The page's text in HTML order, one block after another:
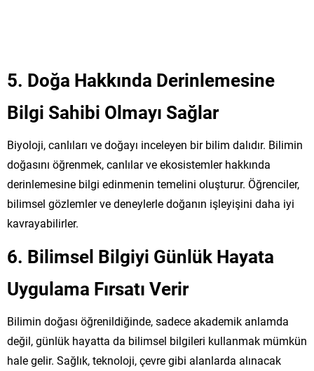
5. Doğa Hakkında Derinlemesine
Bilgi Sahibi Olmayı Sağlar
Biyoloji, canlıları ve doğayı inceleyen bir bilim dalıdır. Bilimin
doğasını öğrenmek, canlılar ve ekosistemler hakkında
derinlemesine bilgi edinmenin temelini oluşturur. Öğrenciler,
bilimsel gözlemler ve deneylerle doğanın işleyişini daha iyi
kavrayabilirler.
6. Bilimsel Bilgiyi Günlük Hayata
Uygulama Fırsatı Verir
Bilimin doğası öğrenildiğinde, sadece akademik anlamda
değil, günlük hayatta da bilimsel bilgileri kullanmak mümkün
hale gelir. Sağlık, teknoloji, çevre gibi alanlarda alınacak